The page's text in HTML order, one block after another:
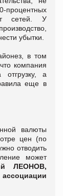
сетей. У
убытки.
в том
компания
а
еще в
валюты
цен (по
отводить
может
ЛЕОНОВ,